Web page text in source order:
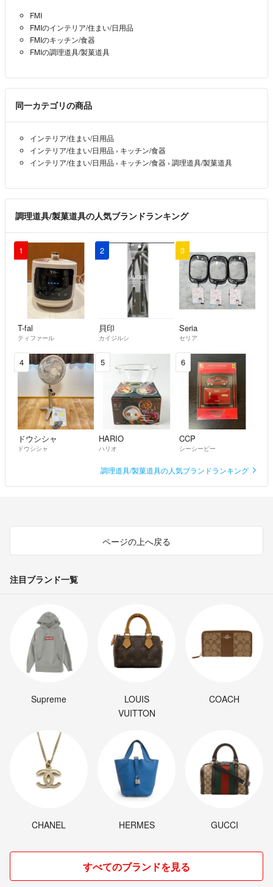
FMI
FMIのインテリア/住まい/日用品
FMIのキッチン/食器
FMIの調理道具/製菓道具
同一カテゴリの商品
インテリア/住まい/日用品
インテリア/住まい/日用品 › キッチン/食器
インテリア/住まい/日用品 › キッチン/食器 › 調理道具/製菓道具
調理道具/製菓道具の人気ブランドランキング
1
T-fal
ティファール
2
貝印
カイジルシ
3
Seria
セリア
4
ドウシシャ
ドウシシャ
5
HARIO
ハリオ
6
CCP
シーシーピー
調理道具/製菓道具の人気ブランドランキング
ページの上へ戻る
注目ブランド一覧
Supreme
LOUIS
VUITTON
COACH
CHANEL HERMES GUCCI
すべてのブランドを見る